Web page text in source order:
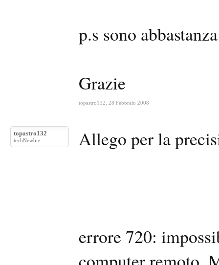
p.s sono
Grazie
topastro132 28 Febbraio 2008
topastro132
techNewbie Allego per la
errore 720: